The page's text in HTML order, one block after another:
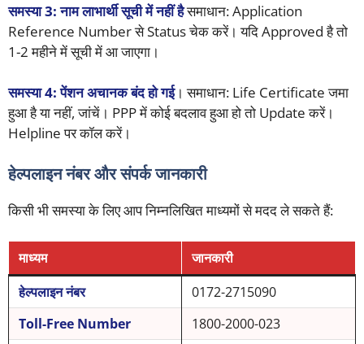
समस्या 3: नाम लाभार्थी सूची में नहीं हैसमाधान: Application
Reference Number से Status चेक करें। यदि Approved है तो
1-2 महीने में सूची में आ जाएगा।
समस्या 4: पेंशन अचानक बंद हो गई। समाधान: Life Certificate जमा
हुआ है या नहीं, जांचें। PPP में कोई बदलाव हुआ हो तो Update करें।
Helpline पर कॉल करें।
हेल्पलाइन नंबर और संपर्क जानकारी
किसी भी समस्या के लिए आप निम्नलिखित माध्यमों से मदद ले सकते हैं:
माध्यम
जानकारी
हेल्पलाइन नंबर
0172-2715090
Toll-Free Number
1800-2000-023